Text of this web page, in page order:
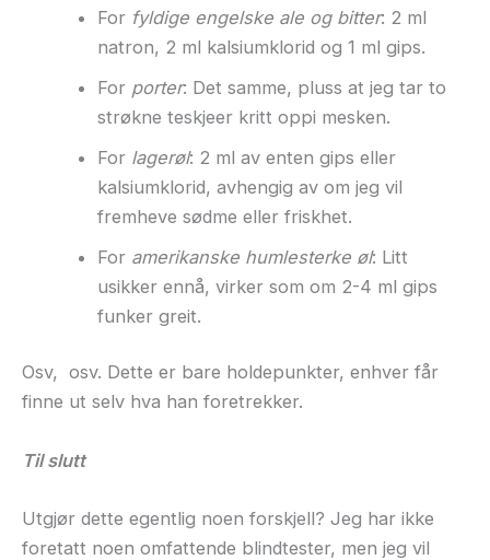
For fyldige engelske ale og bitter: 2 ml
natron, 2 ml kalsiumklorid og 1 ml gips.
For porter: Det samme, pluss at jeg tar to
strøkne teskjeer kritt oppi mesken.
For lagerøl: 2 ml av enten gips eller
kalsiumklorid, avhengig av om jeg vil
fremheve sødme eller friskhet.
For amerikanske humlesterke øl: Litt
usikker ennå, virker som om 2-4 ml gips
funker greit.
Osv, osv. Dette er bare holdepunkter, enhver får
finne ut selv hva han foretrekker.
Til slutt
Utgjør dette egentlig noen forskjell? Jeg har ikke
foretatt noen omfattende blindtester, men jeg vil